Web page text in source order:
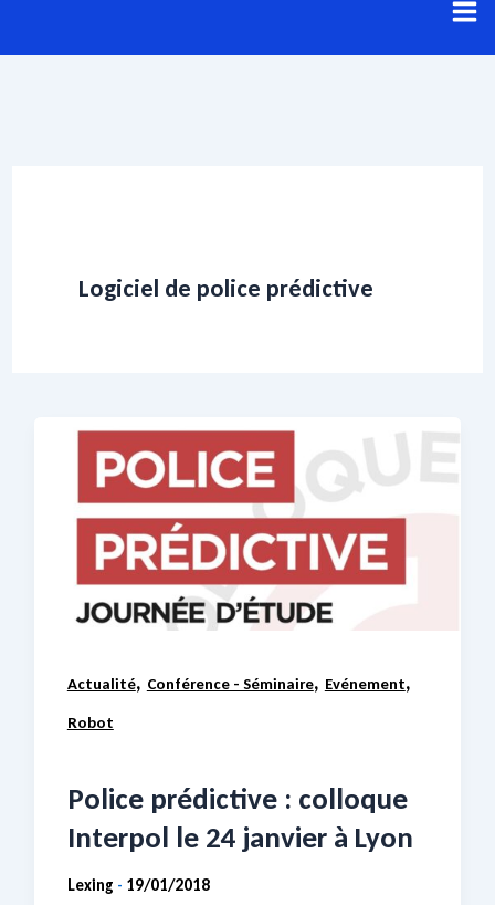
au
Logiciel de police prédictive
Actualité, Conférence - Séminaire, Evénement,
Robot
Police prédictive : colloque
Interpol le 24 janvier à Lyon
Lexing - 19/01/2018